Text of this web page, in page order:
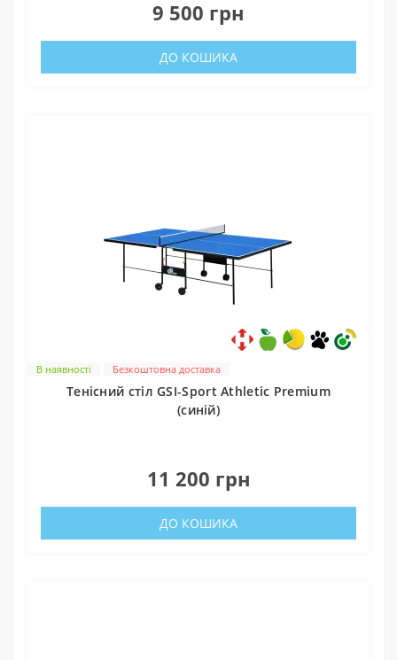
9 500 грн
ДО КОШИКА
В наявності Безкоштовна доставка
Тенісний стіл GSI-Sport Athletic Premium
(синій)
11 200 грн
ДО КОШИКА